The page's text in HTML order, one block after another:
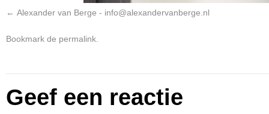
Alexander van Berge - info@alexandervanberge.nl
Bookmark de permalink
Geef een reactie